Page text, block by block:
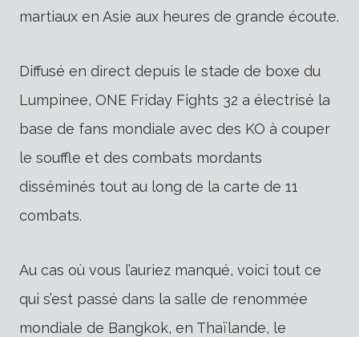
martiaux en Asie aux heures de grande écoute.
Diffusé en direct depuis le stade de boxe du
Lumpinee, ONE Friday Fights 32 a électrisé la
base de fans mondiale avec des KO à couper
le souffle et des combats mordants
disséminés tout au long de la carte de 11
combats.
Au cas où vous l’auriez manqué, voici tout ce
qui s’est passé dans la salle de renommée
mondiale de Bangkok, en Thaïlande, le